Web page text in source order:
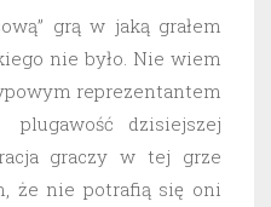
grą w jaką grałem
nie było. Nie wiem
reprezentantem
dzisiejszej
graczy w tej grze
że nie potrafią się oni